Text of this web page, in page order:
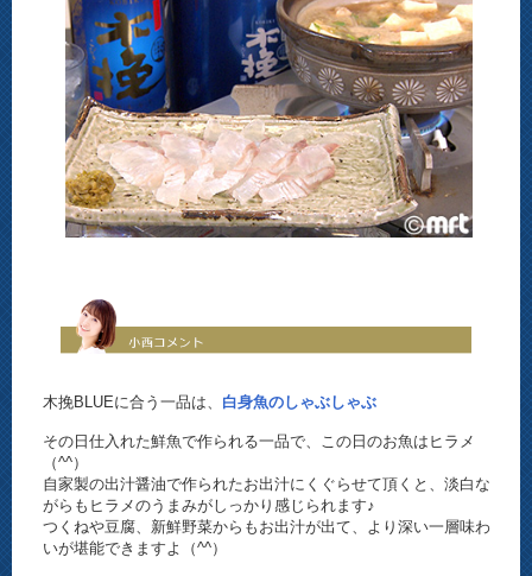
木挽BLUEに合う一品は、 白身魚のしゃぶしゃぶ
その日仕入れた鮮魚で作られる一品で、この日のお魚はヒラメ
（^^）
自家製の出汁醤油で作られたお出汁にくぐらせて頂くと、淡白な
がらもヒラメのうまみがしっかり感じられます♪
つくねや豆腐、新鮮野菜からもお出汁が出て、より深い一層味わ
いが堪能できますよ（^^）